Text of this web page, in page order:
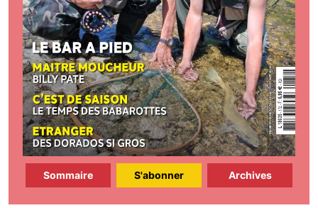
Sommaire S'abonner Archives